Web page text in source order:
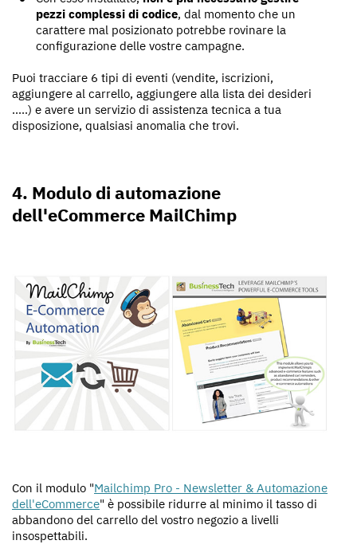
pezzi complessi di codice, dal momento che un
carattere mal posizionato potrebbe rovinare la
configurazione delle vostre campagne.
Puoi tracciare 6 tipi di eventi (vendite, iscrizioni,
aggiungere al carrello, aggiungere alla lista dei desideri
.....) e avere un servizio di assistenza tecnica a tua
disposizione, qualsiasi anomalia che trovi.
4. Modulo di automazione
dell'eCommerce MailChimp
Con il modulo "Mailchimp Pro - Newsletter & Automazione
dell'eCommerce" è possibile ridurre al minimo il tasso di
abbandono del carrello del vostro negozio a livelli
insospettabili.